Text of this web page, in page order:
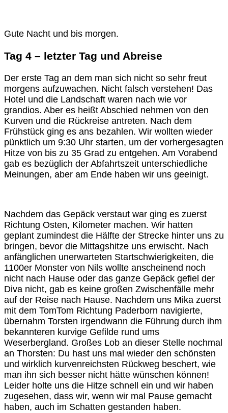
Gute Nacht und bis morgen.
Tag 4 – letzter Tag und Abreise
Der erste Tag an dem man sich nicht so sehr freut
morgens aufzuwachen. Nicht falsch verstehen! Das
Hotel und die Landschaft waren nach wie vor
grandios. Aber es heißt Abschied nehmen von den
Kurven und die Rückreise antreten. Nach dem
Frühstück ging es ans bezahlen. Wir wollten wieder
pünktlich um 9:30 Uhr starten, um der vorhergesagten
Hitze von bis zu 35 Grad zu entgehen. Am Vorabend
gab es bezüglich der Abfahrtszeit unterschiedliche
Meinungen, aber am Ende haben wir uns geeinigt.
Nachdem das Gepäck verstaut war ging es zuerst
Richtung Osten, Kilometer machen. Wir hatten
geplant zumindest die Hälfte der Strecke hinter uns zu
bringen, bevor die Mittagshitze uns erwischt. Nach
anfänglichen unerwarteten Startschwierigkeiten, die
1100er Monster von Nils wollte anscheinend noch
nicht nach Hause oder das ganze Gepäck gefiel der
Diva nicht, gab es keine großen Zwischenfälle mehr
auf der Reise nach Hause. Nachdem uns Mika zuerst
mit dem TomTom Richtung Paderborn navigierte,
übernahm Torsten irgendwann die Führung durch ihm
bekannteren kurvige Gefilde rund ums
Weserbergland. Großes Lob an dieser Stelle nochmal
an Thorsten: Du hast uns mal wieder den schönsten
und wirklich kurvenreichsten Rückweg beschert, wie
man ihn sich besser nicht hätte wünschen können!
Leider holte uns die Hitze schnell ein und wir haben
zugesehen, dass wir, wenn wir mal Pause gemacht
haben, auch im Schatten gestanden haben.